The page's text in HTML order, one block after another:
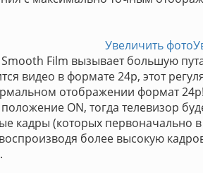
Увеличить фото
Film вызывает большую
видео в формате 24р, этот
отображении формат
ON, тогда телевизор
кадры (которых первоначально
более высокую